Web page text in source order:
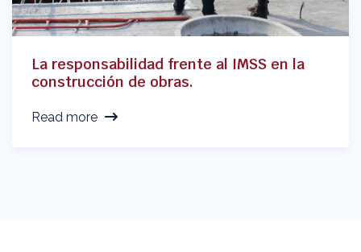
La responsabilidad frente al IMSS en la
construcción de obras.
Read more